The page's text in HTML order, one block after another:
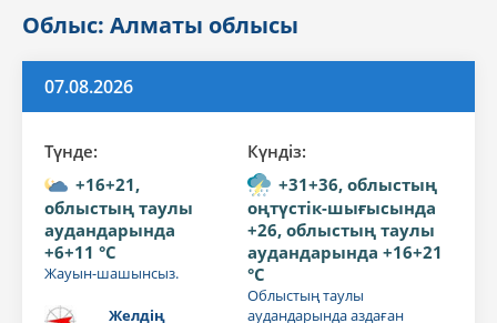
Облыс: Алматы облысы
07.08.2026
Түнде:
+16+21,
облыстың таулы
аудандарында
+6+11 °C
Жауын-шашынсыз.
Желдің
Күндiз:
+31+36, облыстың
оңтүстік-шығысында
+26, облыстың таулы
аудандарында +16+21
°C
Облыстың таулы
аудандарында аздаған